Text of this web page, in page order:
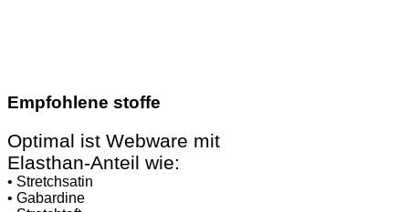
Empfohlene stoffe
Optimal ist Webware mit
Elasthan-Anteil wie:
• Stretchsatin
• Gabardine